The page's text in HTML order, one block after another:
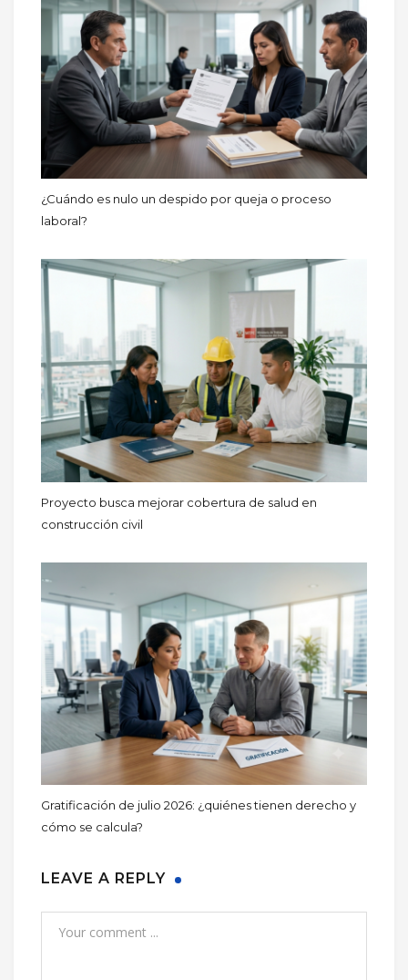
¿Cuándo es nulo un despido por queja o proceso
laboral?
Proyecto busca mejorar cobertura de salud en
construcción civil
Gratificación de julio 2026: ¿quiénes tienen derecho y
cómo se calcula?
LEAVE A REPLY